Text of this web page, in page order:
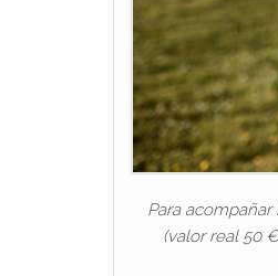
Para
(valor real 50